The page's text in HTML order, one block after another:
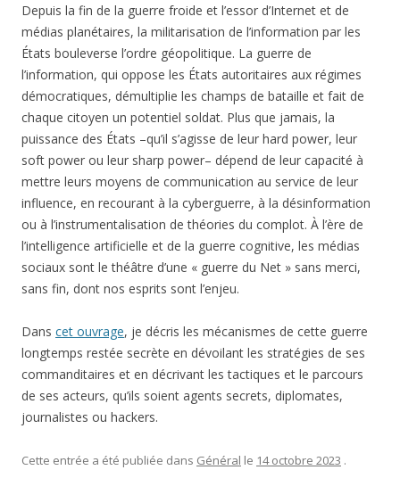
Depuis la fin de la guerre froide et l’essor d’Internet et de
médias planétaires, la militarisation de l’information par les
États bouleverse l’ordre géopolitique. La guerre de
l’information, qui oppose les États autoritaires aux régimes
démocratiques, démultiplie les champs de bataille et fait de
chaque citoyen un potentiel soldat. Plus que jamais, la
puissance des États –qu’il s’agisse de leur hard power, leur
soft power ou leur sharp power– dépend de leur capacité à
mettre leurs moyens de communication au service de leur
influence, en recourant à la cyberguerre, à la désinformation
ou à l’instrumentalisation de théories du complot. À l’ère de
l’intelligence artificielle et de la guerre cognitive, les médias
sociaux sont le théâtre d’une « guerre du Net » sans merci,
sans fin, dont nos esprits sont l’enjeu.
Dans cet ouvrage, je décris les mécanismes de cette guerre
longtemps restée secrète en dévoilant les stratégies de ses
commanditaires et en décrivant les tactiques et le parcours
de ses acteurs, qu’ils soient agents secrets, diplomates,
journalistes ou hackers.
Cette entrée a été publiée dans Général le 14 octobre 2023 .